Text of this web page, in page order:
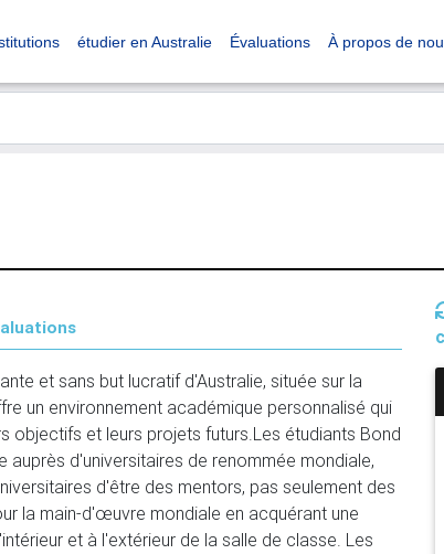
étudier en Australie Évaluations À propos de
et sans but lucratif d'Australie, située sur la
un environnement académique personnalisé qui
objectifs et leurs projets futurs.Les étudiants Bond
d'universitaires de renommée mondiale,
d'être des mentors, pas seulement des
la main-d'œuvre mondiale en acquérant une
et à l'extérieur de la salle de classe. Les